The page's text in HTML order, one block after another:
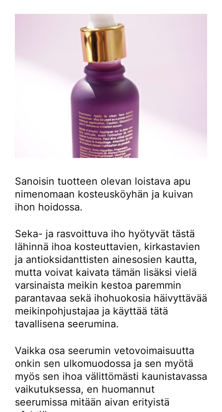
Sanoisin tuotteen olevan loistava apu
nimenomaan kosteusköyhän ja kuivan
ihon hoidossa.
Seka- ja rasvoittuva iho hyötyvät tästä
lähinnä ihoa kosteuttavien, kirkastavien
ja antioksidanttisten ainesosien kautta,
mutta voivat kaivata tämän lisäksi vielä
varsinaista meikin kestoa paremmin
parantavaa sekä ihohuokosia häivyttävää
meikinpohjustajaa ja käyttää tätä
tavallisena seerumina.
Vaikka osa seerumin vetovoimaisuutta
onkin sen ulkomuodossa ja sen myötä
myös sen ihoa välittömästi kaunistavassa
vaikutuksessa, en huomannut
seerumissa mitään aivan erityistä